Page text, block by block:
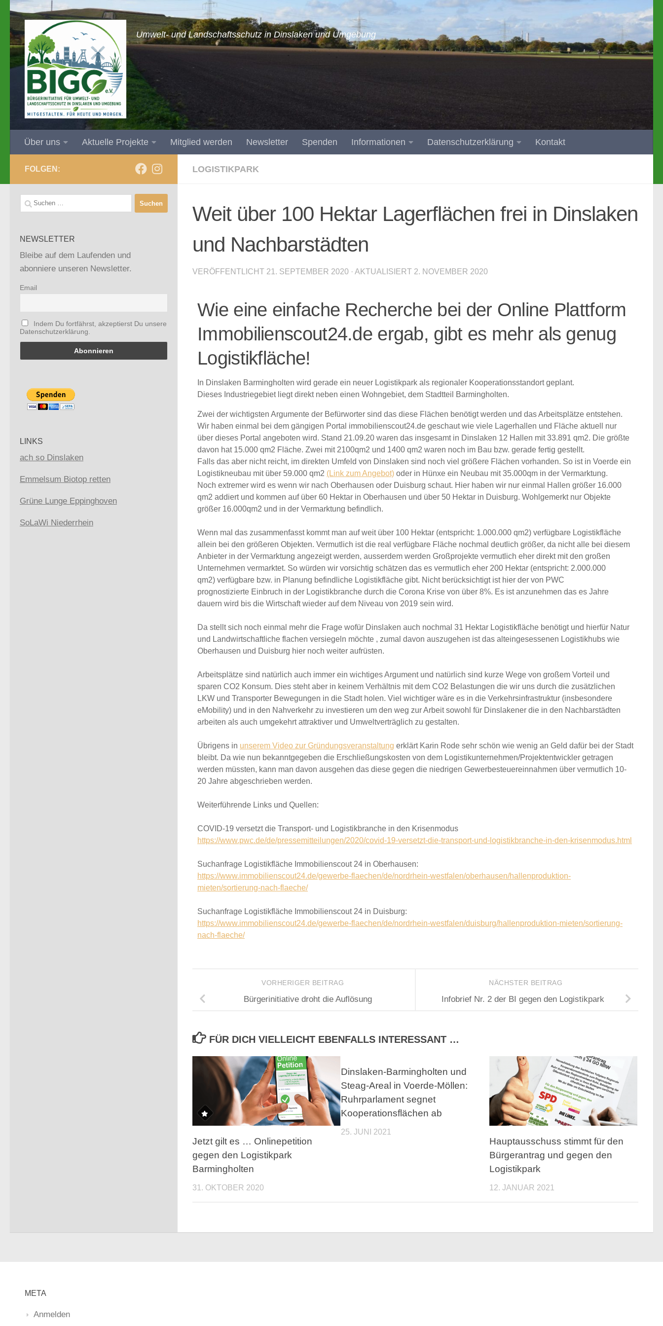
Zum Inhalt springen
Umwelt- und Landschaftsschutz in Dinslaken und Umgebung
Über uns Aktuelle Projekte Mitglied werden Newsletter Spenden Informationen Datenschutzerklärung Kontakt
LOGISTIKPARK
Weit über 100 Hektar Lagerflächen frei in Dinslaken
und Nachbarstädten
VERÖFFENTLICHT 21. SEPTEMBER 2020 · AKTUALISIERT 2. NOVEMBER 2020
Wie eine einfache Recherche bei der Online Plattform
Immobilienscout24.de ergab, gibt es mehr als genug
Logistikfläche!
In Dinslaken Barmingholten wird gerade ein neuer Logistikpark als regionaler Kooperationsstandort geplant.
Dieses Industriegebiet liegt direkt neben einen Wohngebiet, dem Stadtteil Barmingholten.
Zwei der wichtigsten Argumente der Befürworter sind das diese Flächen benötigt werden und das Arbeitsplätze entstehen.
Wir haben einmal bei dem gängigen Portal immobilienscout24.de geschaut wie viele Lagerhallen und Fläche aktuell nur
über dieses Portal angeboten wird. Stand 21.09.20 waren das insgesamt in Dinslaken 12 Hallen mit 33.891 qm2. Die größte
davon hat 15.000 qm2 Fläche. Zwei mit 2100qm2 und 1400 qm2 waren noch im Bau bzw. gerade fertig gestellt.
Falls das aber nicht reicht, im direkten Umfeld von Dinslaken sind noch viel größere Flächen vorhanden. So ist in Voerde ein
Logistikneubau mit über 59.000 qm2 (Link zum Angebot) oder in Hünxe ein Neubau mit 35.000qm in der Vermarktung.
Noch extremer wird es wenn wir nach Oberhausen oder Duisburg schaut. Hier haben wir nur einmal Hallen größer 16.000
qm2 addiert und kommen auf über 60 Hektar in Oberhausen und über 50 Hektar in Duisburg. Wohlgemerkt nur Objekte
größer 16.000qm2 und in der Vermarktung befindlich.
Wenn mal das zusammenfasst kommt man auf weit über 100 Hektar (entspricht: 1.000.000 qm2) verfügbare Logistikfläche
allein bei den größeren Objekten. Vermutlich ist die real verfügbare Fläche nochmal deutlich größer, da nicht alle bei diesem
Anbieter in der Vermarktung angezeigt werden, ausserdem werden Großprojekte vermutlich eher direkt mit den großen
Unternehmen vermarktet. So würden wir vorsichtig schätzen das es vermutlich eher 200 Hektar (entspricht: 2.000.000
qm2) verfügbare bzw. in Planung befindliche Logistikfläche gibt. Nicht berücksichtigt ist hier der von PWC
prognostizierte Einbruch in der Logistikbranche durch die Corona Krise von über 8%. Es ist anzunehmen das es Jahre
dauern wird bis die Wirtschaft wieder auf dem Niveau von 2019 sein wird.
Da stellt sich noch einmal mehr die Frage wofür Dinslaken auch nochmal 31 Hektar Logistikfläche benötigt und hierfür Natur
und Landwirtschaftliche flachen versiegeln möchte , zumal davon auszugehen ist das alteingesessenen Logistikhubs wie
Oberhausen und Duisburg hier noch weiter aufrüsten.
Arbeitsplätze sind natürlich auch immer ein wichtiges Argument und natürlich sind kurze Wege von großem Vorteil und
sparen CO2 Konsum. Dies steht aber in keinem Verhältnis mit dem CO2 Belastungen die wir uns durch die zusätzlichen
LKW und Transporter Bewegungen in die Stadt holen. Viel wichtiger wäre es in die Verkehrsinfrastruktur (insbesondere
eMobility) und in den Nahverkehr zu investieren um den weg zur Arbeit sowohl für Dinslakener die in den Nachbarstädten
arbeiten als auch umgekehrt attraktiver und Umweltverträglich zu gestalten.
Übrigens in unserem Video zur Gründungsveranstaltung erklärt Karin Rode sehr schön wie wenig an Geld dafür bei der Stadt
bleibt. Da wie nun bekanntgegeben die Erschließungskosten von dem Logistikunternehmen/Projektentwickler getragen
werden müssten, kann man davon ausgehen das diese gegen die niedrigen Gewerbesteuereinnahmen über vermutlich 10-
20 Jahre abgeschrieben werden.
Weiterführende Links und Quellen:
COVID-19 versetzt die Transport- und Logistikbranche in den Krisenmodus
https://www.pwc.de/de/pressemitteilungen/2020/covid-19-versetzt-die-transport-und-logistikbranche-in-den-krisenmodus.html
Suchanfrage Logistikfläche Immobilienscout 24 in Oberhausen:
https://www.immobilienscout24.de/gewerbe-flaechen/de/nordrhein-westfalen/oberhausen/hallenproduktion-
mieten/sortierung-nach-flaeche/
Suchanfrage Logistikfläche Immobilienscout 24 in Duisburg:
https://www.immobilienscout24.de/gewerbe-flaechen/de/nordrhein-westfalen/duisburg/hallenproduktion-mieten/sortierung-
nach-flaeche/
NÄCHSTER BEITRAG
Infobrief Nr. 2 der BI gegen den Logistikpark
VORHERIGER BEITRAG
Bürgerinitiative droht die Auflösung
FÜR DICH VIELLEICHT EBENFALLS INTERESSANT …
Jetzt gilt es … Onlinepetition
gegen den Logistikpark
Barmingholten
31. OKTOBER 2020
Dinslaken-Barmingholten und
Steag-Areal in Voerde-Möllen:
Ruhrparlament segnet
Kooperationsflächen ab
25. JUNI 2021
Hauptausschuss stimmt für den
Bürgerantrag und gegen den
Logistikpark
12. JANUAR 2021
FOLGEN:
Suchen
nach:
NEWSLETTER
Bleibe auf dem Laufenden und
abonniere unseren Newsletter.
Email
Indem Du fortfährst, akzeptierst Du unsere
Datenschutzerklärung.
LINKS
ach so Dinslaken
Emmelsum Biotop retten
Grüne Lunge Eppinghoven
SoLaWi Niederrhein
META
Anmelden